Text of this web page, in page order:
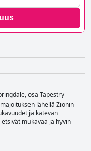
osa Tapestry
lähellä Zionin
ja kätevän
mukavaa ja hyvin